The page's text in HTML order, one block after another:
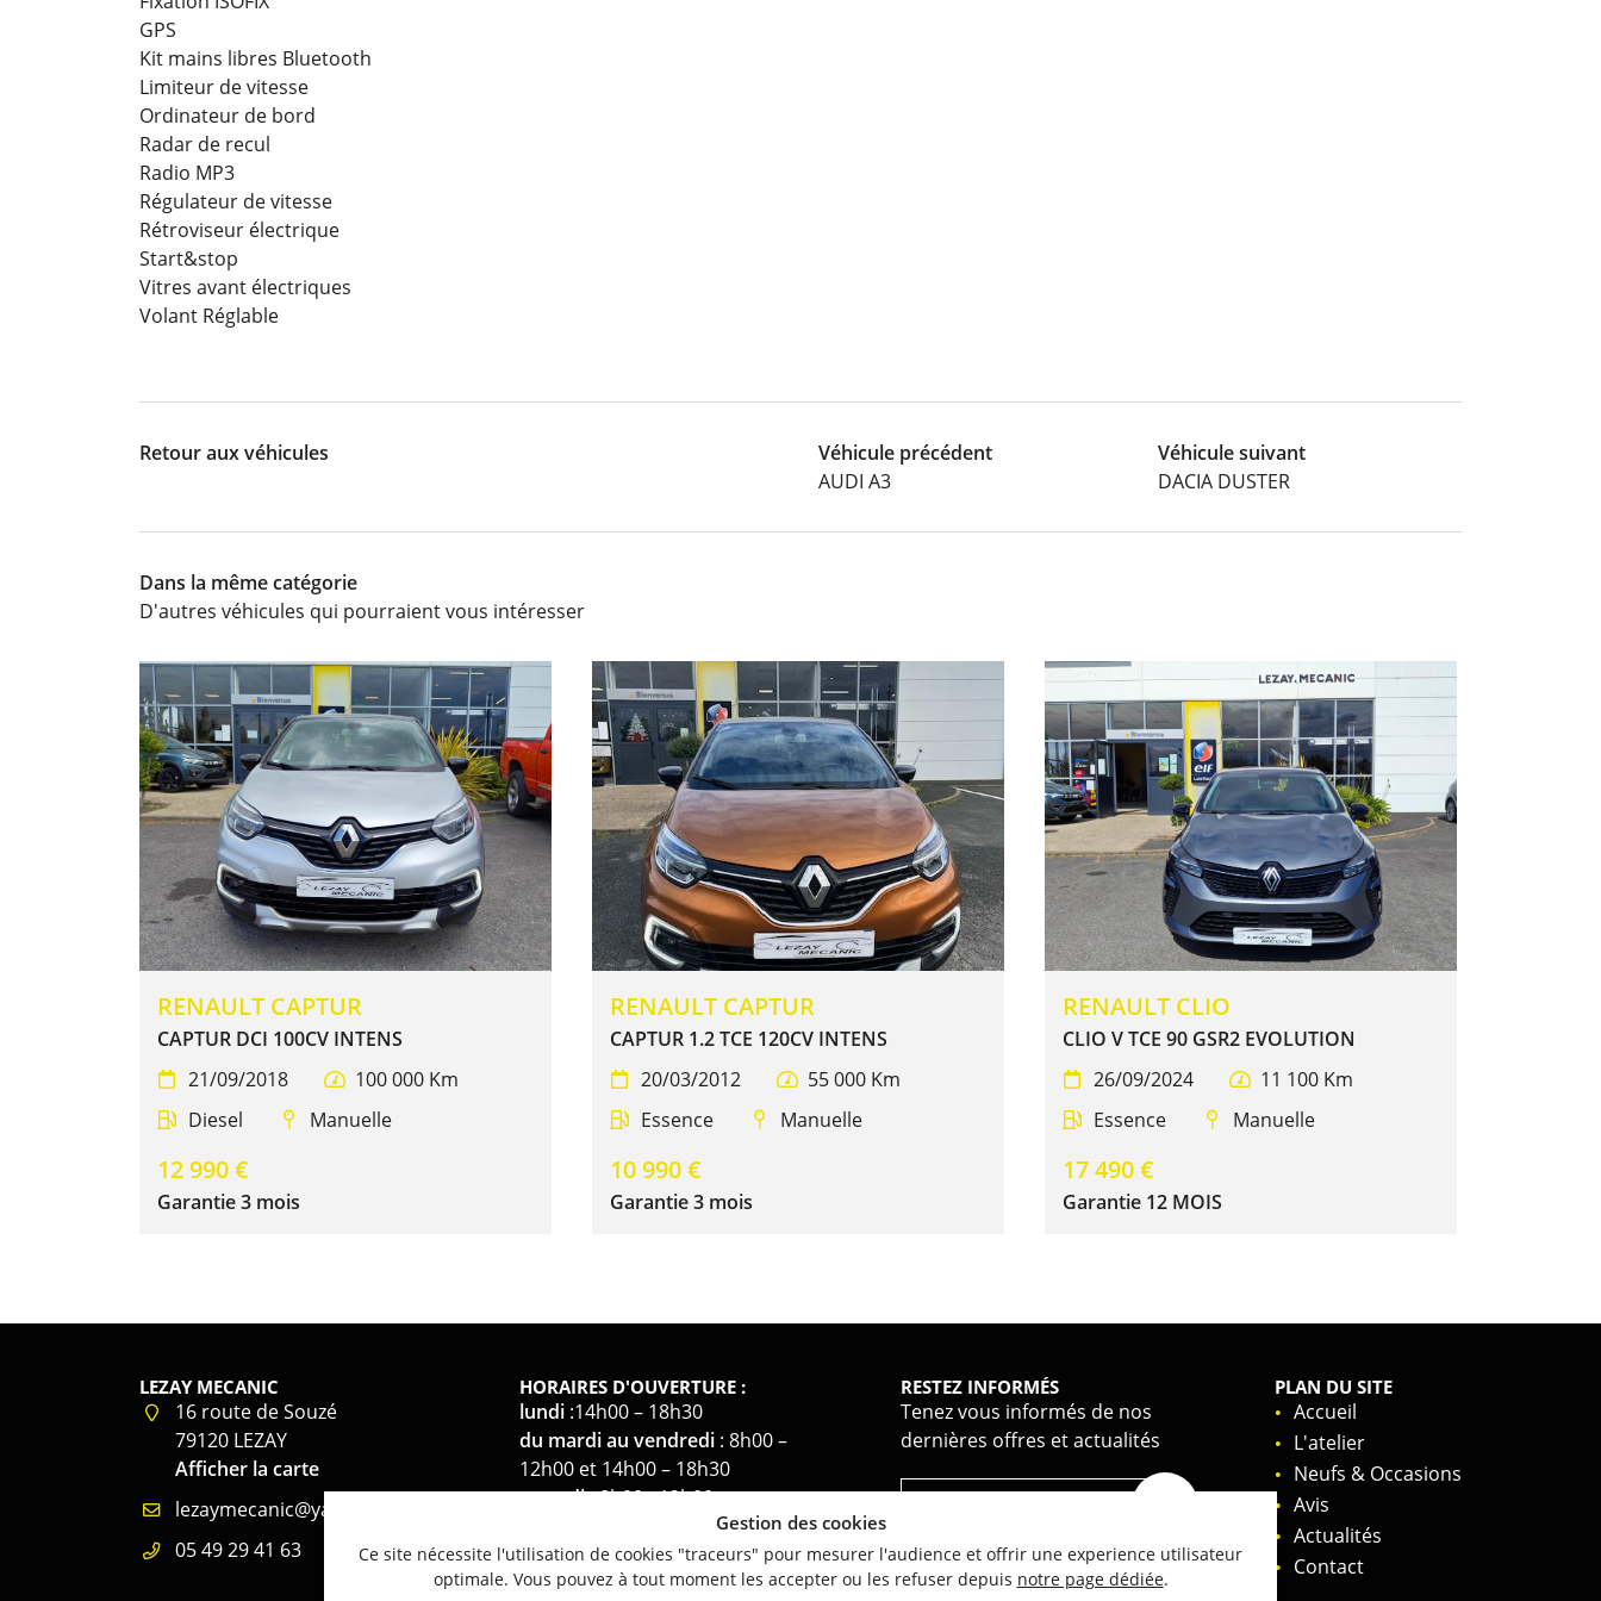
GPS
Kit mains libres Bluetooth
Limiteur de vitesse
Ordinateur de bord
Radar de recul
Radio MP3
Régulateur de vitesse
Rétroviseur électrique
Start&stop
Vitres avant électriques
Volant Réglable
Retour aux véhicules
Véhicule précédent
AUDI A3
Véhicule suivant
DACIA DUSTER
Dans la même catégorie
D'autres véhicules qui pourraient vous intéresser
RENAULT CAPTUR
CAPTUR DCI 100CV INTENS
 21/09/2018  100 000 Km
 Diesel  Manuelle
12 990 €
Garantie 3 mois
RENAULT CAPTUR
CAPTUR 1.2 TCE 120CV INTENS
 20/03/2012  55 000 Km
 Essence  Manuelle
10 990 €
Garantie 3 mois
RENAULT CLIO
CLIO V TCE 90 GSR2 EVOLUTION
 26/09/2024  11 100 Km
 Essence  Manuelle
17 490 €
Garantie 12 MOIS
LEZAY MECANIC
16 route de Souzé
79120 LEZAY
Afficher la carte
05 49 29 41 63
HORAIRES D'OUVERTURE :
lundi :14h00 – 18h30
du mardi au vendredi : 8h00 –
12h00 et 14h00 – 18h30
samedi: 8h00 - 12h00
RESTEZ INFORMÉS
Tenez vous informés de nos
dernières offres et actualités
PLAN DU SITE
Accueil
L'atelier
Neufs & Occasions
Avis
Actualités
Contact
Gestion des cookies
Ce site nécessite l'utilisation de cookies "traceurs" pour mesurer l'audience et offrir une experience utilisateur
optimale. Vous pouvez à tout moment les accepter ou les refuser depuis notre page dédiée.